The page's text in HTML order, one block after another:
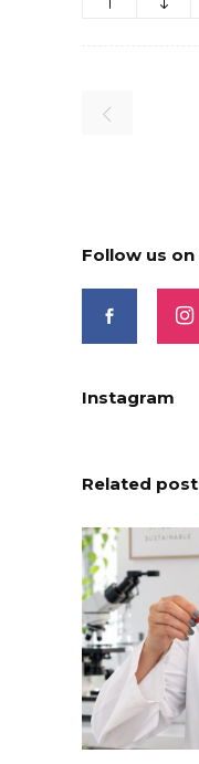
Follow us
Instagram
Related